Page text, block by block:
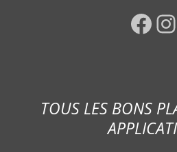
Facebook Instagram
TOUS LES BONS